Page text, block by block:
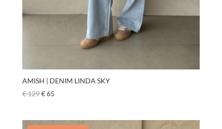
AMISH | DENIM LINDA SKY
€129€65